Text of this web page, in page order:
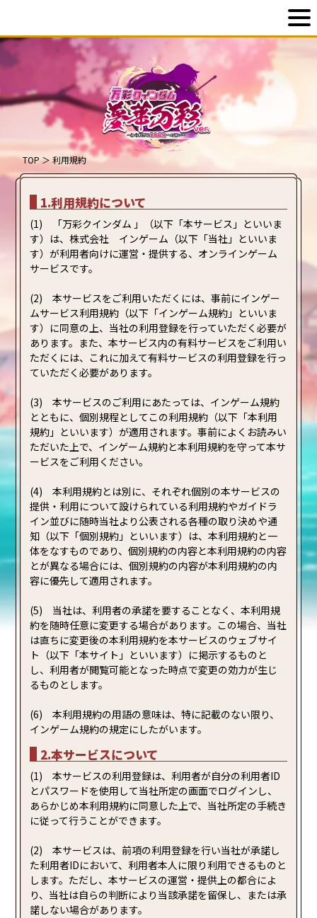
TOP＞利用規約
1.利用規約について
(1) 「万彩クインダム 」（以下「本サービス」といいま
す）は、株式会社 インゲーム（以下「当社」といいま
す）が利用者向けに運営・提供する、オンラインゲーム
サービスです。
(2) 本サービスをご利用いただくには、事前にインゲー
ムサービス利用規約（以下「インゲーム規約」といいま
す）に同意の上、当社の利用登録を行っていただく必要が
あります。また、本サービス内の有料サービスをご利用い
ただくには、これに加えて有料サービスの利用登録を行っ
ていただく必要があります。
(3) 本サービスのご利用にあたっては、インゲーム規約
とともに、個別規程としてこの利用規約（以下「本利用
規約」といいます）が適用されます。事前によくお読みい
ただいた上で、インゲーム規約と本利用規約を守って本サ
ービスをご利用ください。
(4) 本利用規約とは別に、それぞれ個別の本サービスの
提供・利用について設けられている利用規約やガイドラ
イン並びに随時当社より公表される各種の取り決めや通
知（以下「個別規約」といいます）は、本利用規約と一
体をなすものであり、個別規約の内容と本利用規約の内容
とが異なる場合には、個別規約の内容が本利用規約の内
容に優先して適用されます。
(5) 当社は、利用者の承諾を要することなく、本利用規
約を随時任意に変更する場合があります。この場合、当社
は直ちに変更後の本利用規約を本サービスのウェブサイ
ト（以下「本サイト」といいます）に掲示するものと
し、利用者が閲覧可能となった時点で変更の効力が生じ
るものとします。
(6) 本利用規約の用語の意味は、特に記載のない限り、
インゲーム規約の規定にしたがいます。
2.本サービスについて
(1) 本サービスの利用登録は、利用者が自分の利用者ID
とパスワードを使用して当社所定の画面でログインし、
あらかじめ本利用規約に同意した上で、当社所定の手続き
に従って行うことができます。
(2) 本サービスは、前項の利用登録を行い当社が承諾し
た利用者IDにおいて、利用者本人に限り利用できるものと
します。ただし、本サービスの運営・提供上の都合によ
り、当社は自らの判断により当該承諾を留保し、または承
諾しない場合があります。